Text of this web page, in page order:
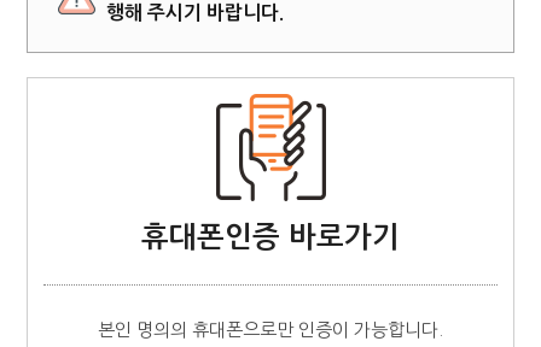
행해 주시기 바랍니다.
휴대폰인증 바로가기
본인 명의의 휴대폰으로만 인증이 가능합니다.